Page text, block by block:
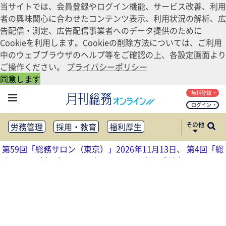
当サイトでは、会員登録やログイン機能、サービス改善、利用
者の興味関心に合わせたコンテンツ表示、利用状況の解析、広
告配信・測定、広告配信事業者へのデータ提供のために
Cookieを利用します。Cookieの削除方法については、ご利用
中のウェブブラウザのヘルプ等をご確認の上、各設定画面より
ご操作ください。 プライバシーポリシー
同意します
ログイン
無料登録
労務管理 採用・教育
福利厚生
健康経営
働き方改革
法務・コンプライアンス
その他
第59回「総務サロン（東京）」2026年11月13日、 第4回「総
務サロン（大阪）」2026年11月17日
参加受付中